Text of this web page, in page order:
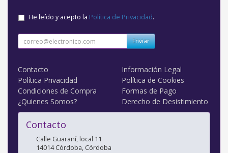
He leído y acepto la Política de Privacidad.
Enviar
Contacto
Información Legal
Política Privacidad
Política de Cookies
Condiciones de Compra
Formas de Pago
¿Quienes Somos?
Derecho de Desistimiento
Contacto
Calle Guaraní, local 11
14014 Córdoba, Córdoba